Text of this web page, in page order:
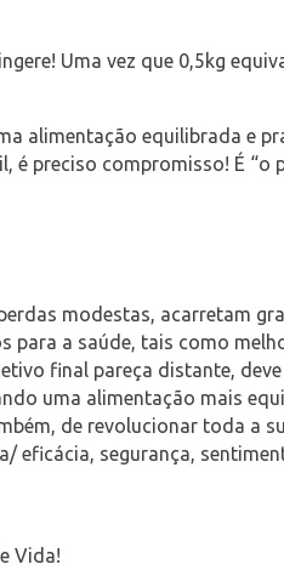
Uma vez que 0,5kg
alimentação equilibrada e
é preciso compromisso! É
modestas, acarretam
para a saúde, tais como
final pareça distante,
uma alimentação mais
de revolucionar toda
segurança,
Vida!